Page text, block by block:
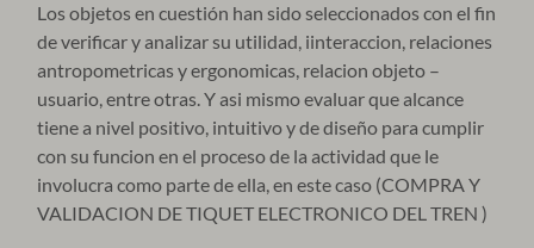
Los objetos en cuestión han sido seleccionados con el fin
de verificar y analizar su utilidad, iinteraccion, relaciones
antropometricas y ergonomicas, relacion objeto –
usuario, entre otras. Y asi mismo evaluar que alcance
tiene a nivel positivo, intuitivo y de diseño para cumplir
con su funcion en el proceso de la actividad que le
involucra como parte de ella, en este caso (COMPRA Y
VALIDACION DE TIQUET ELECTRONICO DEL TREN )